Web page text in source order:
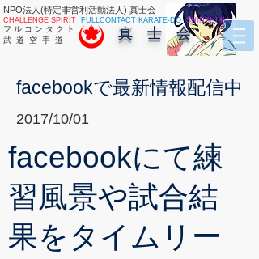
真 士 会
CHALLENGE SPIRIT FULLCONTACT KARATE-DO SHINSHI-KAI
フ ル コ ン タ ク ト
武 道 空 手 道
NPO法人(特定非営利活動法人) 真士会
facebookで最新情報配信中
2017/10/01
facebookにて練
習風景や試合結
果をタイムリー